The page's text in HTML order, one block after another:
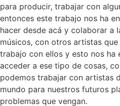
para producir, trabajar con
entonces este trabajo nos ha
hacer desde acá y colaborar a
músicos, con otros artistas
trabajo con ellos y esto nos ha
acceder a ese tipo de cosas,
podemos trabajar con artistas
mundo para nuestros futuros
problemas que vengan.